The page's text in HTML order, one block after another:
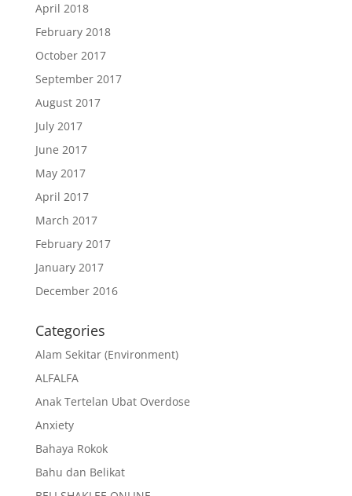
April 2018
February 2018
October 2017
September 2017
August 2017
July 2017
June 2017
May 2017
April 2017
March 2017
February 2017
January 2017
December 2016
Categories
Alam Sekitar (Environment)
ALFALFA
Anak Tertelan Ubat Overdose
Anxiety
Bahaya Rokok
Bahu dan Belikat